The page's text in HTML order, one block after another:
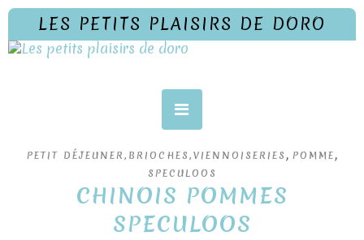
LES PETITS PLAISIRS DE DORO
PETIT DÉJEUNER,BRIOCHES,VIENNOISERIES , POMME,
SPECULOOS
CHINOIS POMMES
SPECULOOS